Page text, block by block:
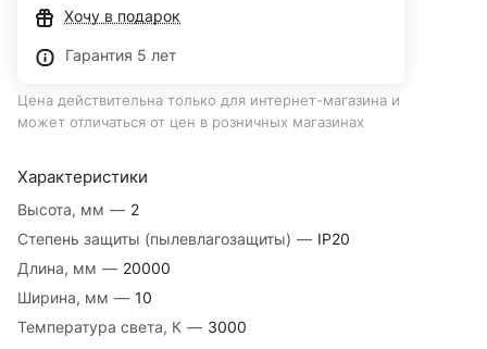
Характеристики
Высота, мм — 2
Степень защиты (пылевлагозащиты) — IP20
Длина, мм — 20000
Ширина, мм — 10
Температура света, К — 3000
Хочу в подарок
Гарантия 5 лет
Цена действительна только для интернет-магазина и
может отличаться от цен в розничных магазинах